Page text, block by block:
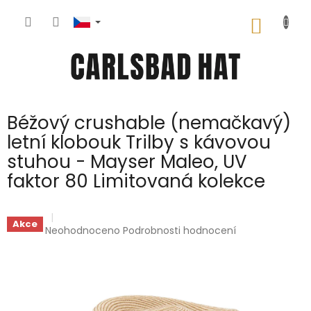
Béžový crushable (nemačkavý)
letní klobouk Trilby s kávovou
stuhou - Mayser Maleo, UV
faktor 80 Limitovaná kolekce
Akce Průměrné
Neohodnoceno Podrobnosti hodnocení